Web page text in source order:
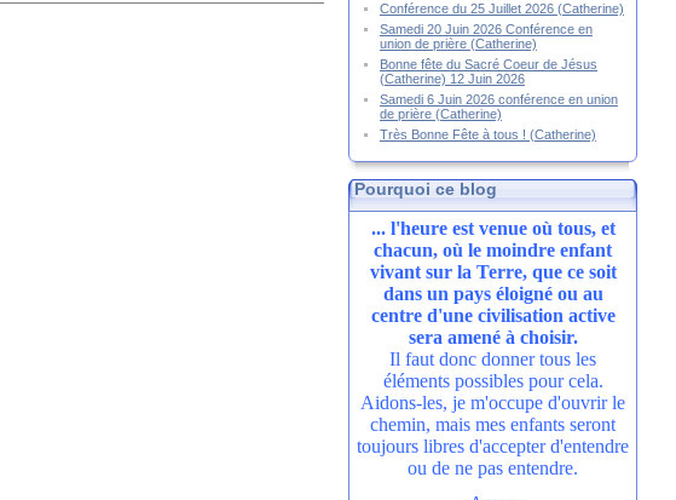
Conférence du 25 Juillet 2026 (Catherine)
Samedi 20 Juin 2026 Conférence en
union de prière (Catherine)
Bonne fête du Sacré Coeur de Jésus
(Catherine) 12 Juin 2026
Samedi 6 Juin 2026 conférence en union
de prière (Catherine)
Très Bonne Fête à tous ! (Catherine)
Pourquoi ce blog
... l'heure est venue où tous, et
chacun, où le moindre enfant
vivant sur la Terre, que ce soit
dans un pays éloigné ou au
centre d'une civilisation active
sera amené à choisir.
Il faut donc donner tous les
éléments possibles pour cela.
Aidons-les, je m'occupe d'ouvrir le
chemin, mais mes enfants seront
toujours libres d'accepter d'entendre
ou de ne pas entendre.